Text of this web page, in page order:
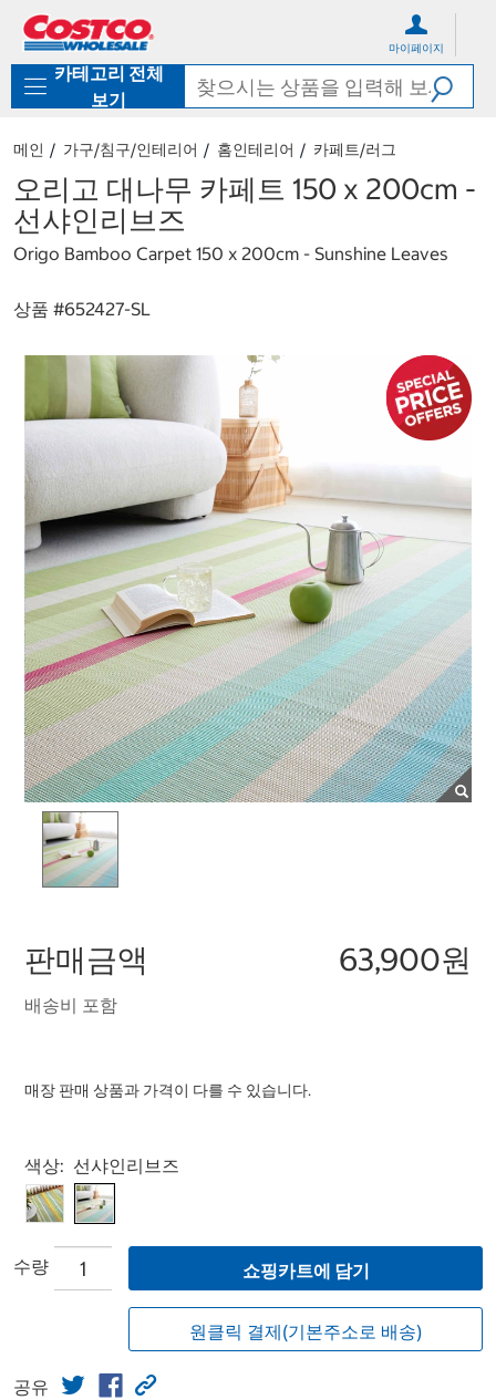
로
기
가
마이페이지
카테고리 전체
보기
메인 가구/침구/인테리어 홈인테리어 카페트/러그
오리고 대나무 카페트 150 x 200cm -
선샤인리브즈
Origo Bamboo Carpet 150 x 200cm - Sunshine Leaves
상품 #652427-SL
판매금액 63,900원
배송비 포함
매장 판매 상품과 가격이 다를 수 있습니다.
Select product
색상: 선샤인리브즈
수량 쇼핑카트에 담기
원클릭 결제(기본주소로 배송)
공유